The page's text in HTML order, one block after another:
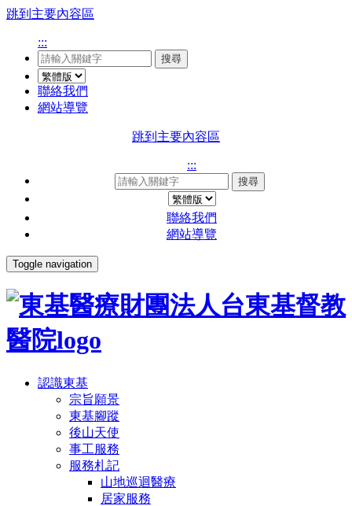
跳到主要內容區
:::
搜尋
聯絡我們
網站導覽
跳到主要內容區
:::
搜尋
聯絡我們
網站導覽
Toggle navigation
認識東基
宗旨願景
東基腳蹤
後山天使
事工服務
服務札記
山地巡迴醫療
居家服務